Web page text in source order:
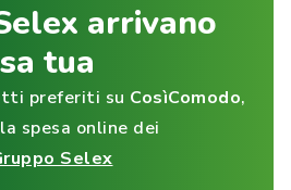
arrivano
tua
preferiti su CosìComodo,
spesa online dei
Selex